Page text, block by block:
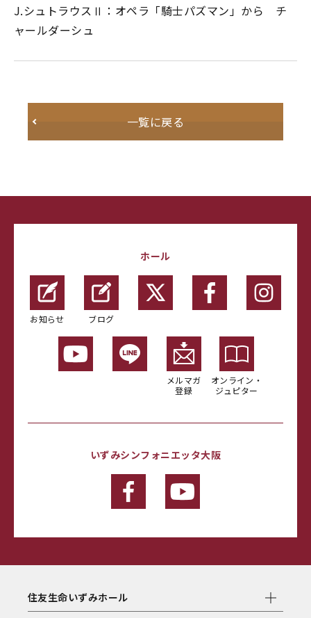
J.シュトラウスⅡ：オペラ「騎士パズマン」から チ
ャールダーシュ
一覧に戻る
ホール
お知らせ ブログ
メルマガ
登録
オンライン・
ジュピター
いずみシンフォニエッタ大阪
住友生命いずみホール